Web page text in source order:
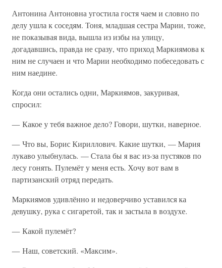
Антонина Антоновна угостила гостя чаем и словно по
делу ушла к соседям. Тоня, младшая сестра Марии, тоже,
не показывая вида, вышла из избы на улицу,
догадавшись, правда не сразу, что приход Маркиямова к
ним не случаен и что Марии необходимо побеседовать с
ним наедине.
Когда они остались одни, Маркиямов, закуривая,
спросил:
— Какое у тебя важное дело? Говори, шутки, наверное.
— Что вы, Борис Кириллович. Какие шутки, — Мария
лукаво улыбнулась. — Стала бы я вас из-за пустяков по
лесу гонять. Пулемёт у меня есть. Хочу вот вам в
партизанский отряд передать.
Маркиямов удивлённо и недоверчиво уставился ка
девушку, рука с сигаретой, так и застыла в воздухе.
— Какой пулемёт?
— Наш, советский. «Максим».